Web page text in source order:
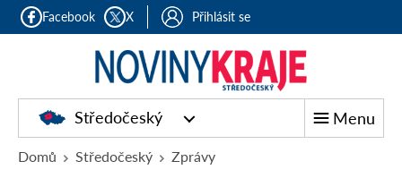
Facebook X Přihlásit se
Středočeský Menu
Domů Středočeský Zprávy